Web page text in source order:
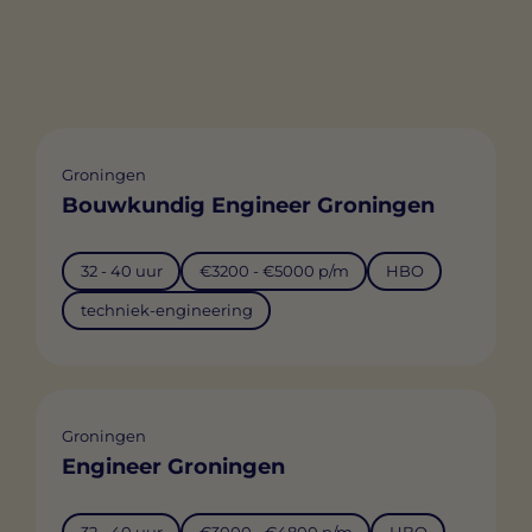
Groningen
Bouwkundig Engineer Groningen
32 - 40 uur €3200 - €5000 p/m HBO
techniek-engineering
Groningen
Engineer Groningen